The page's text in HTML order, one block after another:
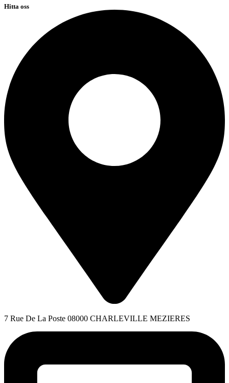
Hitta oss
7 Rue De La Poste 08000 CHARLEVILLE MEZIERES